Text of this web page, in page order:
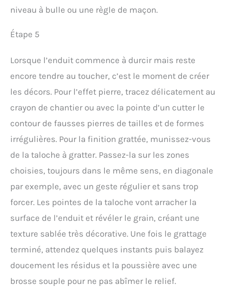
niveau à bulle ou une règle de maçon.
Étape 5
Lorsque l’enduit commence à durcir mais reste
encore tendre au toucher, c’est le moment de créer
les décors. Pour l’effet pierre, tracez délicatement au
crayon de chantier ou avec la pointe d’un cutter le
contour de fausses pierres de tailles et de formes
irrégulières. Pour la finition grattée, munissez-vous
de la taloche à gratter. Passez-la sur les zones
choisies, toujours dans le même sens, en diagonale
par exemple, avec un geste régulier et sans trop
forcer. Les pointes de la taloche vont arracher la
surface de l’enduit et révéler le grain, créant une
texture sablée très décorative. Une fois le grattage
terminé, attendez quelques instants puis balayez
doucement les résidus et la poussière avec une
brosse souple pour ne pas abîmer le relief.